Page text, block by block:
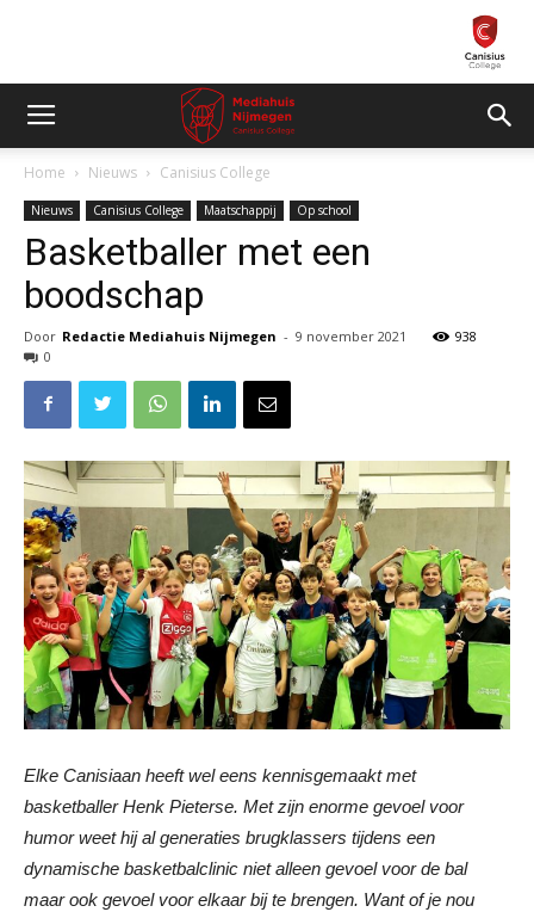
Home Nieuws Canisius College
Nieuws Canisius College Maatschappij Op school
Basketballer met een
boodschap
Door Redactie Mediahuis Nijmegen - 9 november 2021
938
0
Elke Canisiaan heeft wel eens kennisgemaakt met
basketballer Henk Pieterse. Met zijn enorme gevoel voor
humor weet hij al generaties brugklassers tijdens een
dynamische basketbalclinic niet alleen gevoel voor de bal
maar ook gevoel voor elkaar bij te brengen. Want of je nou